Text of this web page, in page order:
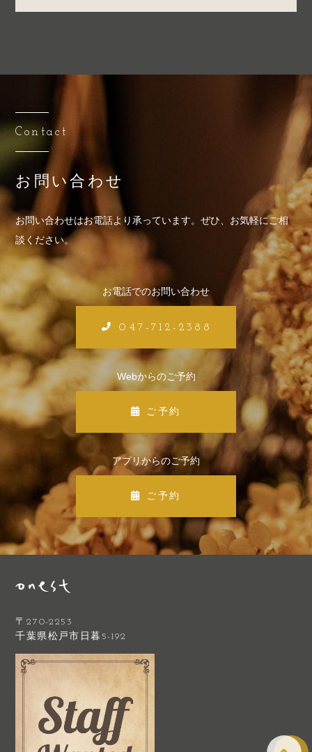
Contact
お問い合わせ
お問い合わせはお電話より承っています。ぜひ、お気軽にご相
談ください。
お電話でのお問い合わせ
047-712-2388
Webからのご予約
ご予約
アプリからのご予約
ご予約
〒270-2253
千葉県松戸市日暮5-192